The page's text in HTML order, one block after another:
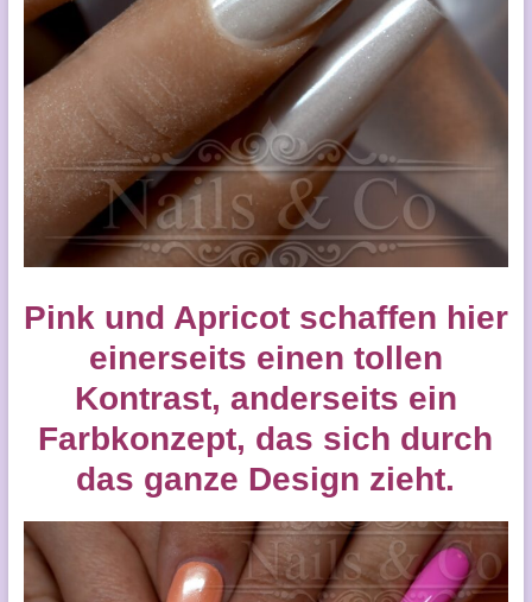
Pink und Apricot schaffen hier
einerseits einen tollen
Kontrast, anderseits ein
Farbkonzept, das sich durch
das ganze Design zieht.